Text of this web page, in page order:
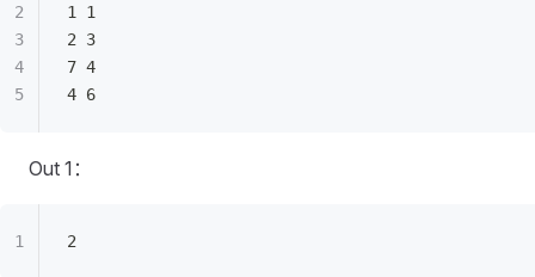
1 1
2 3
7 4
4 6
Out 1：
2